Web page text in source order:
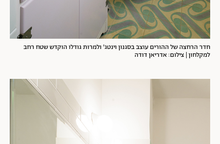
חדר הרחצה של ההורים עוצב בסגנון וינטג' ולמרות גודלו הוקדש שטח רחב
למקלחון | צילום: אדריאן דודה